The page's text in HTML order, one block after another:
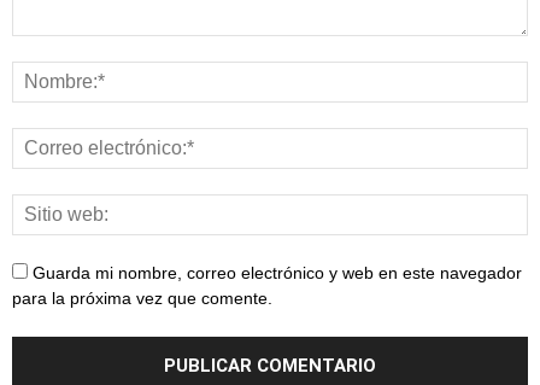
Guarda mi nombre, correo electrónico y web en este navegador
para la próxima vez que comente.